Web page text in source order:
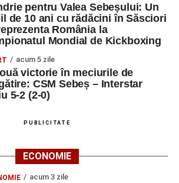
pentru Valea Sebeșului: Un
de 10 ani cu rădăcini în Săsciori
România la
Mondial de Kickboxing
acum 5 zile
victorie în meciurile de
CSM Sebeș – Interstar
5-2 (2-0)
PUBLICITATE
ECONOMIE
acum 3 zile